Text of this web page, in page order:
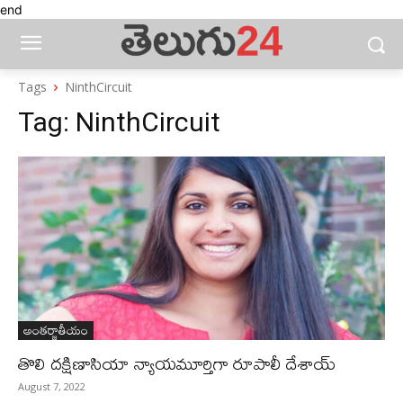
end
Tags NinthCircuit
Tag: NinthCircuit
అంతర్జాతీయం
తొలి దక్షిణాసియా న్యాయమూర్తిగా రూపాలీ దేశాయ్‌
August 7, 2022